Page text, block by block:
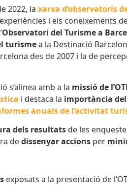
2022, la xarxa d’observatoris
i els coneixements
Observatori del Turisme a
turismea la Destinació
des de 2007 i la de
s’alinea amb a la missió de
i destaca la importància
anuals de l’activitat
dels resultats de les
dedissenyar accions per
exposats a la presentació de